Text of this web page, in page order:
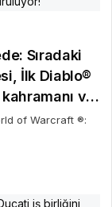
Sıradaki
İlk Diablo®
ve
of Warcraft ®: